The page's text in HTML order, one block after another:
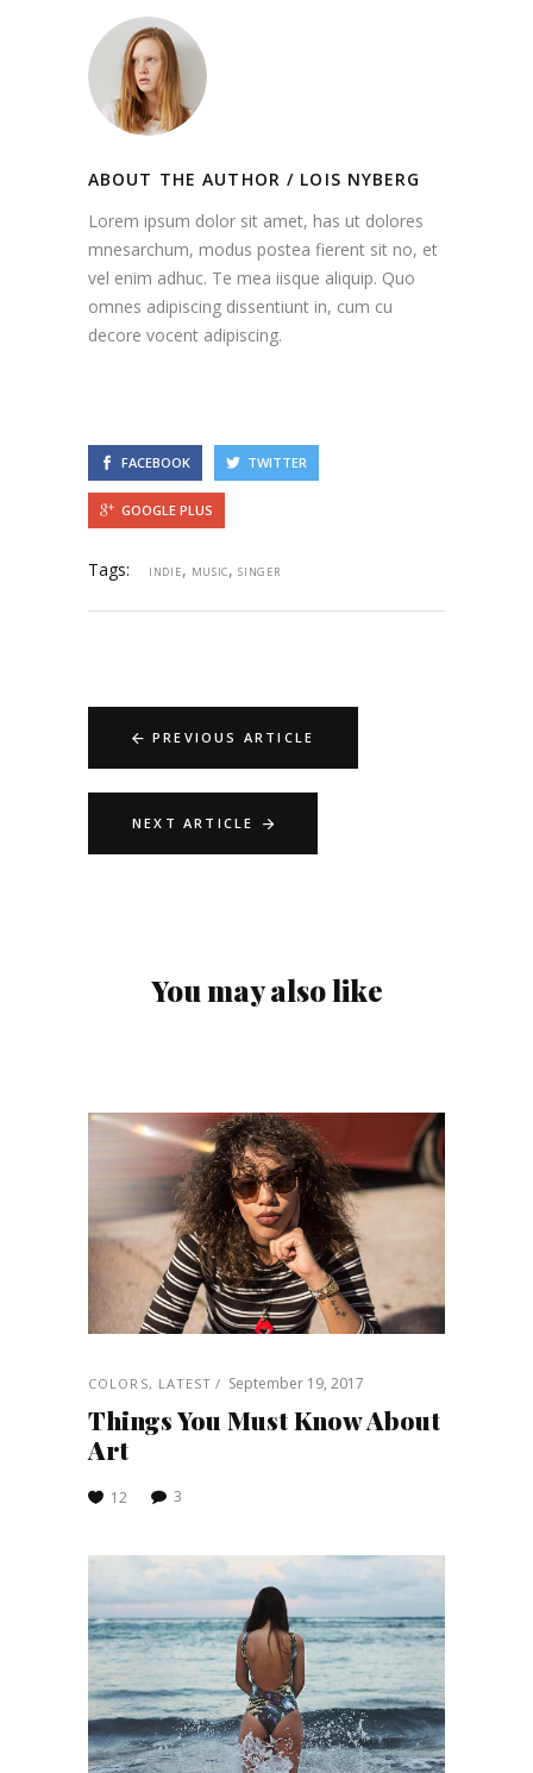
ABOUT THE AUTHOR / LOIS NYBERG
Lorem ipsum dolor sit amet, has ut dolores
mnesarchum, modus postea fierent sit no, et
vel enim adhuc. Te mea iisque aliquip. Quo
omnes adipiscing dissentiunt in, cum cu
decore vocent adipiscing.
FACEBOOK TWITTER
GOOGLE PLUS
Tags: INDIE, MUSIC,SINGER
PREVIOUS ARTICLE
NEXT ARTICLE
You may also like
COLORS, LATEST September 19, 2017
Things You Must Know About
Art
12 3